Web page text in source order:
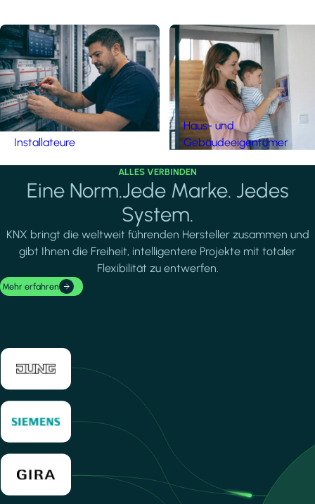
Installateure
Haus- und
Gebäudeeigentümer
ALLES VERBINDEN
Eine Norm.Jede Marke. Jedes
System.
KNX bringt die weltweit führenden Hersteller zusammen und
gibt Ihnen die Freiheit, intelligentere Projekte mit totaler
Flexibilität zu entwerfen.
Mehr erfahren